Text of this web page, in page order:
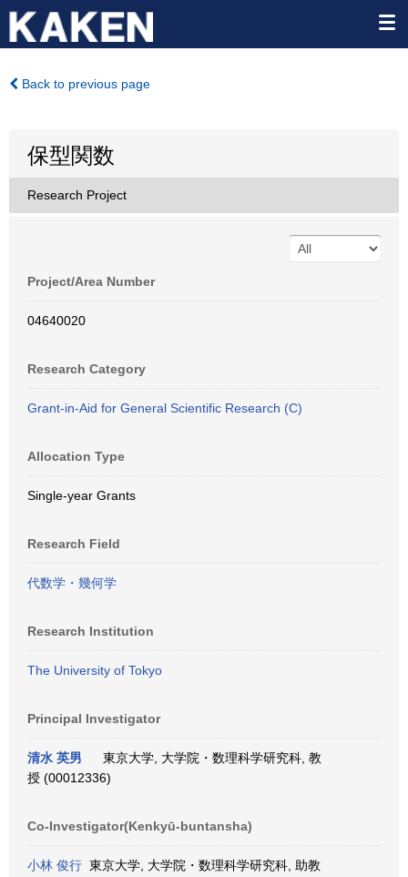
Back to previous page
保型関数
Research Project
Project/Area Number
04640020
Research Category
Grant-in-Aid for General Scientific Research (C)
Allocation Type
Single-year Grants
Research Field
代数学・幾何学
Research Institution
The University of Tokyo
Principal Investigator
清水 英男
東京大学, 大学院・数理科学研究科, 教
授 (00012336)
Co-Investigator(Kenkyū-buntansha)
小林 俊行 東京大学, 大学院・数理科学研究科, 助教